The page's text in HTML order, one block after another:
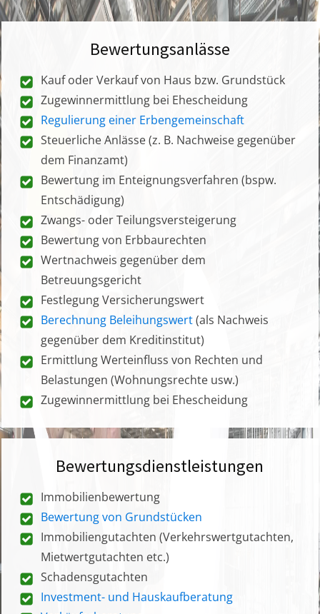
Bewertungsanlässe
Kauf oder Verkauf von Haus bzw. Grundstück
Zugewinnermittlung bei Ehescheidung
Regulierung einer Erbengemeinschaft
Steuerliche Anlässe (z. B. Nachweise gegenüber
dem Finanzamt)
Bewertung im Enteignungsverfahren (bspw.
Entschädigung)
Zwangs- oder Teilungsversteigerung
Bewertung von Erbbaurechten
Wertnachweis gegenüber dem
Betreuungsgericht
Festlegung Versicherungswert
Berechnung Beleihungswert(als Nachweis
gegenüber dem Kreditinstitut)
Ermittlung Werteinfluss von Rechten und
Belastungen (Wohnungsrechte usw.)
Zugewinnermittlung bei Ehescheidung
Bewertungsdienstleistungen
Immobilienbewertung
Bewertung von Grundstücken
Immobiliengutachten (Verkehrswertgutachten,
Mietwertgutachten etc.)
Schadensgutachten
Investment- und Hauskaufberatung